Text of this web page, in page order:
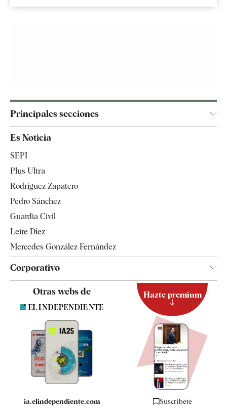
Principales secciones
Televisión
Es Noticia
SEPI
Plus Ultra
Rodríguez Zapatero
Pedro Sánchez
Guardia Civil
Leire Díez
Mercedes González Fernández
Corporativo
Quiénes somos
Especificaciones
Otras webs de
ia.elindependiente.com
Hazte premium
Suscríbete